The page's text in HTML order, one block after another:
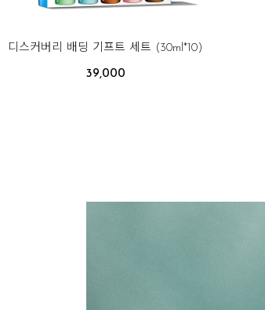
디스커버리 배딩 기프트 세트 (30ml*10)
39,000